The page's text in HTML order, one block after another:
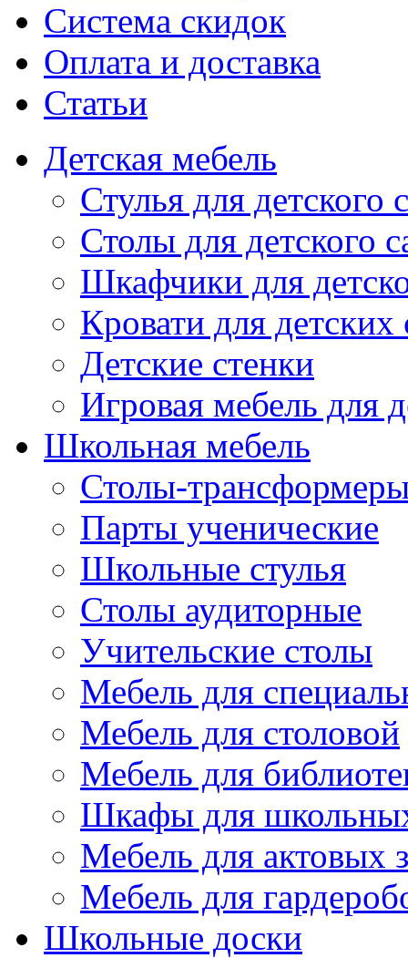
Система скидок
Оплата и доставка
Статьи
Детская мебель
Стулья для детского
Столы для детского
Шкафчики для
Кровати для детских
Детские стенки
Игровая мебель для
Школьная мебель
Столы-
Парты ученические
Школьные стулья
Столы аудиторные
Учительские столы
Мебель для
Мебель для столовой
Мебель для
Шкафы для
Мебель для актовых
Мебель для
Школьные доски